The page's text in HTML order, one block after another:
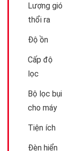
Lượng gió
thổi ra
Độ ồn
Cấp độ
lọc
Bộ lọc bụi
cho máy
Tiện ích
Đèn hiển